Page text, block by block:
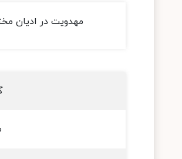
مهدویت‌ در ادیان